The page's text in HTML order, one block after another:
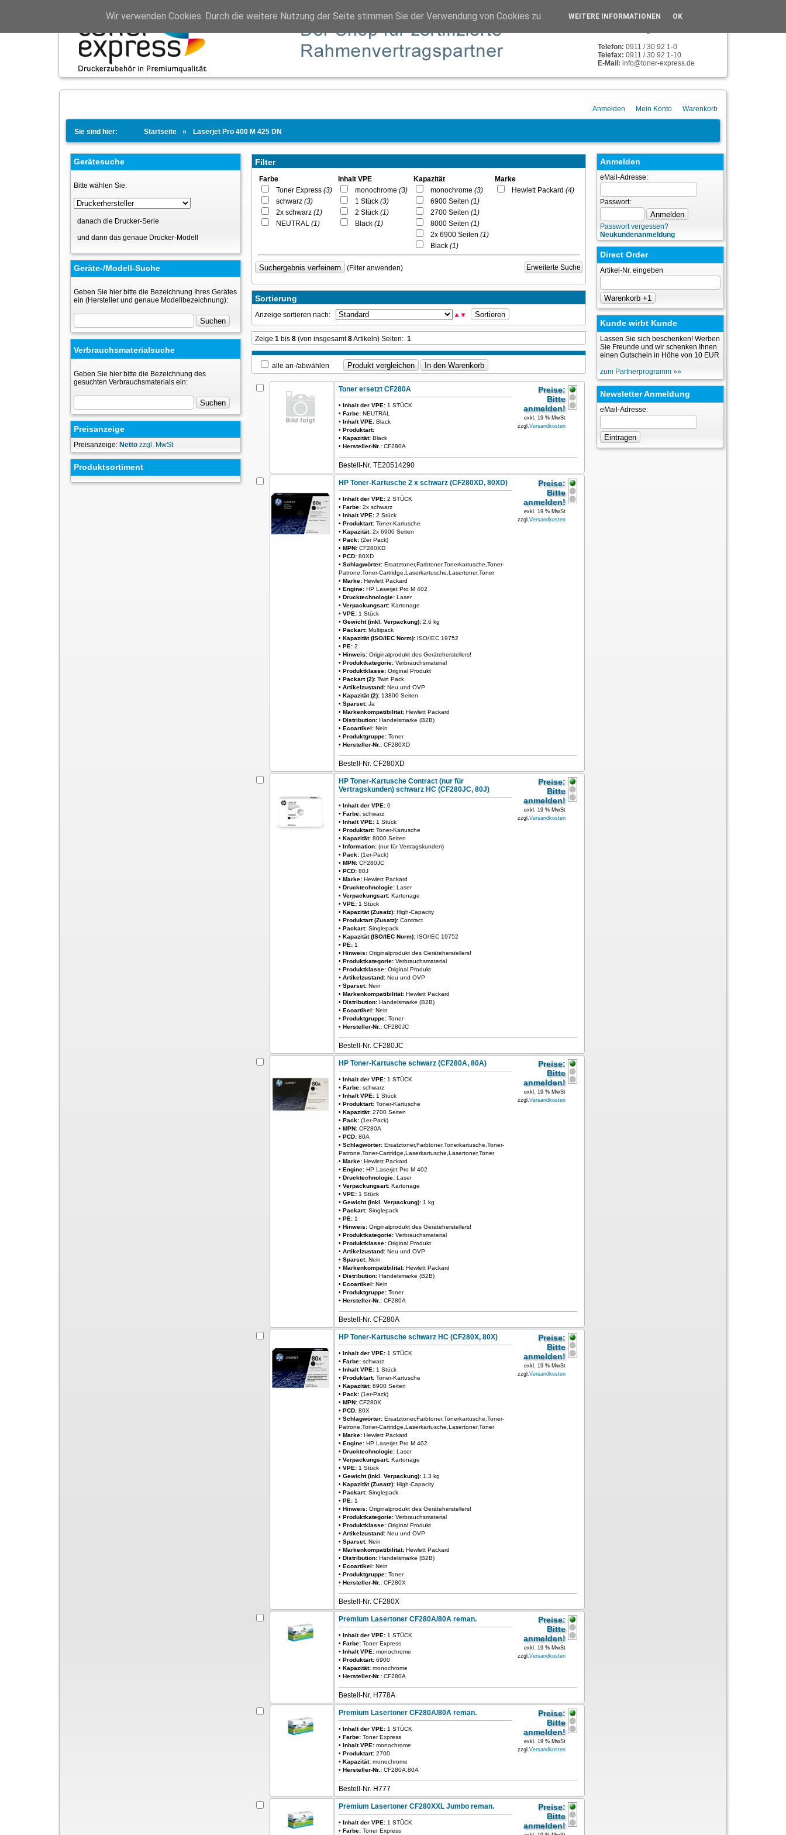
TONER-EXPRESS
Telefon: 0911 / 30 92 1-0
Telefax: 0911 / 30 92 1-10
E-Mail: info@toner-express.de
Anmelden Mein Konto Warenkorb
Sie sind hier: Startseite Laserjet Pro 400 M 425 DN
Gerätesuche
Bitte wählen Sie:
danach die Drucker-Serie
und dann das genaue Drucker-Modell
Geräte-/Modell-Suche
Geben Sie hier bitte die Bezeichnung Ihres Gerätes
ein (Hersteller und genaue Modellbezeichnung):
Verbrauchsmaterialsuche
Geben Sie hier bitte die Bezeichnung des
gesuchten Verbrauchsmaterials ein:
Preisanzeige
Preisanzeige: Netto zzgl. MwSt
Produktsortiment
Filter
Farbe
Toner Express (3)
schwarz (3)
2x schwarz (1)
NEUTRAL (1)
Inhalt VPE
monochrome (3)
1 Stück (3)
2 Stück (1)
Black (1)
Kapazität
monochrome (3)
6900 Seiten (1)
2700 Seiten (1)
8000 Seiten (1)
2x 6900 Seiten (1)
Black (1)
Marke
Hewlett Packard (4)
Erweiterte Suche
(Filter anwenden)
Sortierung
Anzeige sortieren nach:
Zeige 1 bis 8 (von insgesamt8Artikeln) Seiten: 1
alle an-/abwählen
Toner ersetzt CF280A
• Inhalt der VPE: 1 STÜCK
• Farbe: NEUTRAL
• Inhalt VPE: Black
• Produktart:
• Kapazität: Black
• Hersteller-Nr.: CF280A
Preise:
Bitte
anmelden!
exkl. 19 % MwSt
zzgl.Versandkosten
Bestell-Nr. TE20514290
HP Toner-Kartusche 2 x schwarz (CF280XD, 80XD)
• Inhalt der VPE: 2 STÜCK
• Farbe: 2x schwarz
• Inhalt VPE: 2 Stück
• Produktart: Toner-Kartusche
• Kapazität: 2x 6900 Seiten
• Pack: (2er Pack)
• MPN: CF280XD
• PCD: 80XD
• Schlagwörter: Ersatztoner,Farbtoner,Tonerkartusche,Toner-
Patrone,Toner-Cartridge,Laserkartusche,Lasertoner,Toner
• Marke: Hewlett Packard
• Engine: HP Laserjet Pro M 402
• Drucktechnologie: Laser
• Verpackungsart: Kartonage
• VPE: 1 Stück
• Gewicht (inkl. Verpackung): 2.6 kg
• Packart: Multipack
• Kapazität (ISO/IEC Norm): ISO/IEC 19752
• PE: 2
• Hinweis: Originalprodukt des Geräteherstellers!
• Produktkategorie: Verbrauchsmaterial
• Produktklasse: Original Produkt
• Packart (2): Twin Pack
• Artikelzustand: Neu und OVP
• Kapazität (2): 13800 Seiten
• Sparset: Ja
• Markenkompatibilität: Hewlett Packard
• Distribution: Handelsmarke (B2B)
• Ecoartikel: Nein
• Produktgruppe: Toner
• Hersteller-Nr.: CF280XD
Preise:
Bitte
anmelden!
exkl. 19 % MwSt
zzgl.Versandkosten
Bestell-Nr. CF280XD
HP Toner-Kartusche Contract (nur für
Vertragskunden) schwarz HC (CF280JC, 80J)
• Inhalt der VPE: 0
• Farbe: schwarz
• Inhalt VPE: 1 Stück
• Produktart: Toner-Kartusche
• Kapazität: 8000 Seiten
• Information: (nur für Vertragskunden)
• Pack: (1er-Pack)
• MPN: CF280JC
• PCD: 80J
• Marke: Hewlett Packard
• Drucktechnologie: Laser
• Verpackungsart: Kartonage
• VPE: 1 Stück
• Kapazität (Zusatz): High-Capacity
• Produktart (Zusatz): Contract
• Packart: Singlepack
• Kapazität (ISO/IEC Norm): ISO/IEC 19752
• PE: 1
• Hinweis: Originalprodukt des Geräteherstellers!
• Produktkategorie: Verbrauchsmaterial
• Produktklasse: Original Produkt
• Artikelzustand: Neu und OVP
• Sparset: Nein
• Markenkompatibilität: Hewlett Packard
• Distribution: Handelsmarke (B2B)
• Ecoartikel: Nein
• Produktgruppe: Toner
• Hersteller-Nr.: CF280JC
Preise:
Bitte
anmelden!
exkl. 19 % MwSt
zzgl.Versandkosten
Bestell-Nr. CF280JC
HP Toner-Kartusche schwarz (CF280A, 80A)
• Inhalt der VPE: 1 STÜCK
• Farbe: schwarz
• Inhalt VPE: 1 Stück
• Produktart: Toner-Kartusche
• Kapazität: 2700 Seiten
• Pack: (1er-Pack)
• MPN: CF280A
• PCD: 80A
• Schlagwörter: Ersatztoner,Farbtoner,Tonerkartusche,Toner-
Patrone,Toner-Cartridge,Laserkartusche,Lasertoner,Toner
• Marke: Hewlett Packard
• Engine: HP Laserjet Pro M 402
• Drucktechnologie: Laser
• Verpackungsart: Kartonage
• VPE: 1 Stück
• Gewicht (inkl. Verpackung): 1 kg
• Packart: Singlepack
• PE: 1
• Hinweis: Originalprodukt des Geräteherstellers!
• Produktkategorie: Verbrauchsmaterial
• Produktklasse: Original Produkt
• Artikelzustand: Neu und OVP
• Sparset: Nein
• Markenkompatibilität: Hewlett Packard
• Distribution: Handelsmarke (B2B)
• Ecoartikel: Nein
• Produktgruppe: Toner
• Hersteller-Nr.: CF280A
Preise:
Bitte
anmelden!
exkl. 19 % MwSt
zzgl.Versandkosten
Bestell-Nr. CF280A
HP Toner-Kartusche schwarz HC (CF280X, 80X)
• Inhalt der VPE: 1 STÜCK
• Farbe: schwarz
• Inhalt VPE: 1 Stück
• Produktart: Toner-Kartusche
• Kapazität: 6900 Seiten
• Pack: (1er-Pack)
• MPN: CF280X
• PCD: 80X
• Schlagwörter: Ersatztoner,Farbtoner,Tonerkartusche,Toner-
Patrone,Toner-Cartridge,Laserkartusche,Lasertoner,Toner
• Marke: Hewlett Packard
• Engine: HP Laserjet Pro M 402
• Drucktechnologie: Laser
• Verpackungsart: Kartonage
• VPE: 1 Stück
• Gewicht (inkl. Verpackung): 1.3 kg
• Kapazität (Zusatz): High-Capacity
• Packart: Singlepack
• PE: 1
• Hinweis: Originalprodukt des Geräteherstellers!
• Produktkategorie: Verbrauchsmaterial
• Produktklasse: Original Produkt
• Artikelzustand: Neu und OVP
• Sparset: Nein
• Markenkompatibilität: Hewlett Packard
• Distribution: Handelsmarke (B2B)
• Ecoartikel: Nein
• Produktgruppe: Toner
• Hersteller-Nr.: CF280X
Preise:
Bitte
anmelden!
exkl. 19 % MwSt
zzgl.Versandkosten
Bestell-Nr. CF280X
Premium Lasertoner CF280A/80A reman.
• Inhalt der VPE: 1 STÜCK
• Farbe: Toner Express
• Inhalt VPE: monochrome
• Produktart: 6900
• Kapazität: monochrome
• Hersteller-Nr.: CF280A
Preise:
Bitte
anmelden!
exkl. 19 % MwSt
zzgl.Versandkosten
Bestell-Nr. H778A
Premium Lasertoner CF280A/80A reman.
• Inhalt der VPE: 1 STÜCK
• Farbe: Toner Express
• Inhalt VPE: monochrome
• Produktart: 2700
• Kapazität: monochrome
• Hersteller-Nr.: CF280A,80A
Preise:
Bitte
anmelden!
exkl. 19 % MwSt
zzgl.Versandkosten
Bestell-Nr. H777
Premium Lasertoner CF280XXL Jumbo reman.
• Inhalt der VPE: 1 STÜCK
• Farbe: Toner Express
Preise:
Bitte
anmelden!
Anmelden
eMail-Adresse:
Passwort:
Passwort vergessen?
Neukundenanmeldung
Direct Order
Artikel-Nr. eingeben
Kunde wirbt Kunde
Lassen Sie sich beschenken! Werben
Sie Freunde und wir schenken Ihnen
einen Gutschein in Höhe von 10 EUR
zum Partnerprogramm »»
Newsletter Anmeldung
eMail-Adresse:
Wir verwenden Cookies. Durch die weitere Nutzung der Seite stimmen Sie der Verwendung von Cookies zu. WEITERE INFORMATIONEN OK